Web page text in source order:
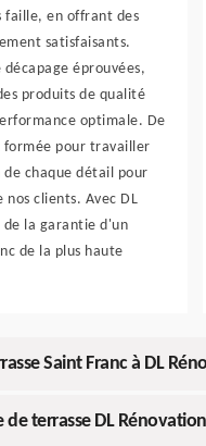
faille, en offrant des
satisfaisants.
éprouvées,
produits de qualité
optimale. De
formée pour travailler
chaque détail pour
clients. Avec DL
de la garantie d'un
de la plus haute
Saint Franc à DL
terrasse DL